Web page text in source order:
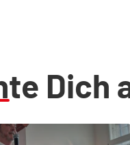
Dich